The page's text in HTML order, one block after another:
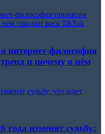
философия принятия
нём говорит весь TikTok
интернет-философия
и почему о нём
судьбу: что ждет
года изменят судьбу: